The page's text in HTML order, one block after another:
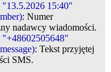
"13.5.2026 15:40"
: Numer
nadawcy wiadomości.
"+48602505648"
: Tekst przyjętej
SMS.